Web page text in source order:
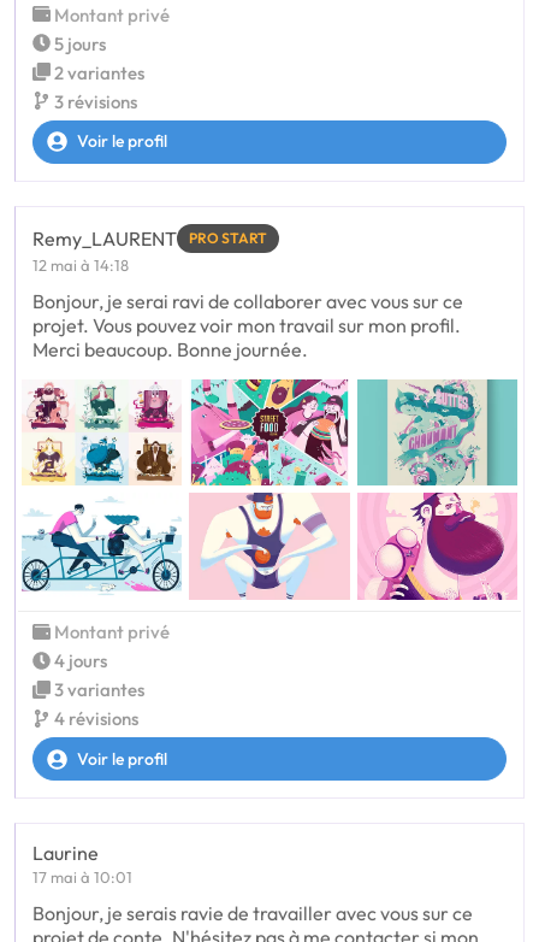
Montant privé
5 jours
2 variantes
3 révisions
Voir le profil
Remy_LAURENT PRO START
12 mai à 14:18
Bonjour, je serai ravi de collaborer avec vous sur ce
projet. Vous pouvez voir mon travail sur mon profil.
Merci beaucoup. Bonne journée.
Montant privé
4 jours
3 variantes
4 révisions
Voir le profil
Laurine
17 mai à 10:01
Bonjour, je serais ravie de travailler avec vous sur ce